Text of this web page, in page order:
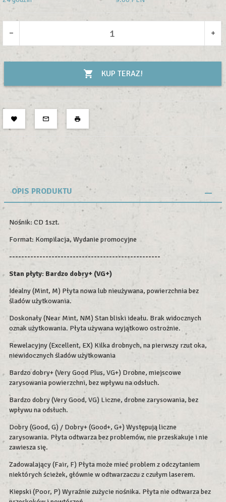
KUP TERAZ!
OPIS PRODUKTU
Nośnik: CD 1szt.
Format: Kompilacja, Wydanie promocyjne
--------------------------------------------------
Stan płyty: Bardzo dobry+ (VG+)
Idealny (Mint, M) Płyta nowa lub nieużywana, powierzchnia bez
śladów użytkowania.
Doskonały (Near Mint, NM) Stan bliski ideału. Brak widocznych
oznak użytkowania. Płyta używana wyjątkowo ostrożnie.
Rewelacyjny (Excellent, EX) Kilka drobnych, na pierwszy rzut oka,
niewidocznych śladów użytkowania
Bardzo dobry+ (Very Good Plus, VG+) Drobne, miejscowe
zarysowania powierzchni, bez wpływu na odsłuch.
Bardzo dobry (Very Good, VG) Liczne, drobne zarysowania, bez
wpływu na odsłuch.
Dobry (Good, G) / Dobry+ (Good+, G+) Występują liczne
zarysowania. Płyta odtwarza bez problemów, nie przeskakuje i nie
zawiesza się.
Zadowalający (Fair, F) Płyta może mieć problem z odczytaniem
niektórych ścieżek, głównie w odtwarzaczu z czułym laserem.
Kiepski (Poor, P) Wyraźnie zużycie nośnika. Płyta nie odtwarza bez